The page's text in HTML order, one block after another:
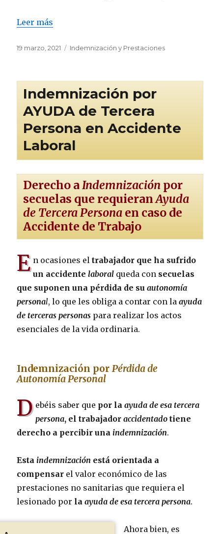
Leer más
Publicado
19 marzo, 2021 Categorías
Indemnización y Prestaciones
Indemnización por
AYUDA de Tercera
Persona en Accidente
Laboral
Derecho aIndemnización por
secuelas que requieranAyuda
de Tercera Persona en caso de
Accidente de Trabajo
E n ocasiones el trabajador que ha sufrido
un accidente laboralqueda con secuelas
que suponen una pérdida de suautonomía
personal, lo que les obliga a contar con laayuda
de terceras personas para realizar los actos
esenciales de la vida ordinaria.
Indemnización porPérdida de
Autonomía Personal
D ebéis saber que por la ayuda de esa tercera
persona, el trabajador accidentadotiene
derecho a percibir una indemnización.
Esta indemnización está orientada a
compensar el valor económico de las
prestaciones no sanitarias que requiera el
lesionado por laayuda de esa tercera persona.
Ahora bien, es